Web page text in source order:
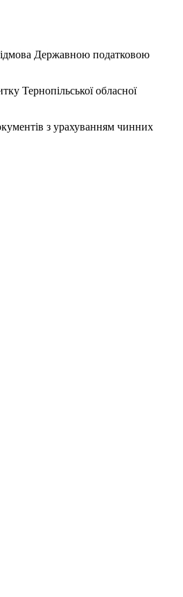
Державною податковою
Тернопільської обласної
з урахуванням чинних